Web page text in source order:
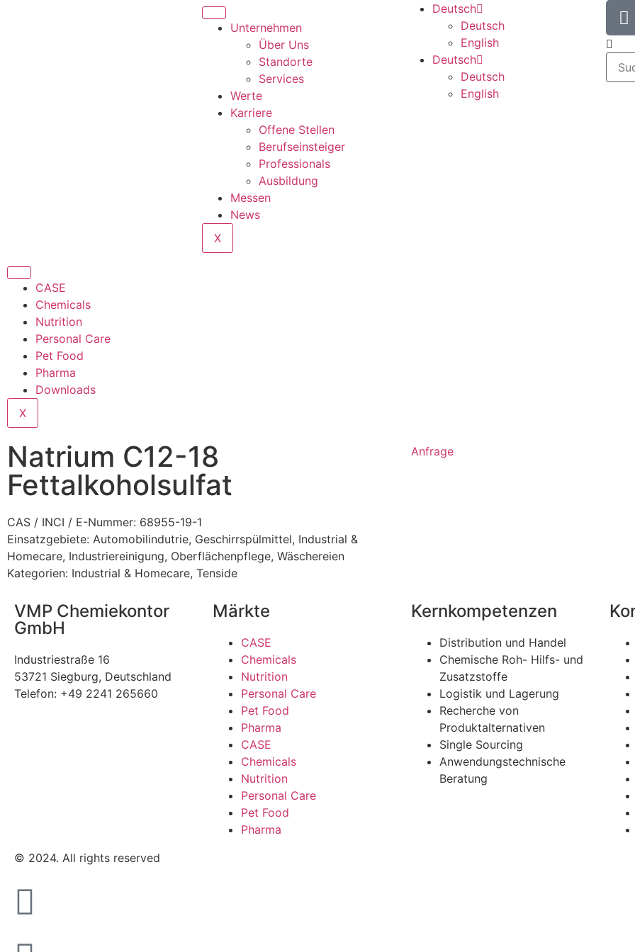
Unternehmen
Über Uns
Standorte
Services
Werte
Karriere
Offene Stellen
Berufseinsteiger
Professionals
Ausbildung
Messen
News
X
Deutsch
Deutsch
English
Deutsch
Deutsch
English
CASE
Chemicals
Nutrition
Personal Care
Pet Food
Pharma
Downloads
X
Natrium C12-18
Fettalkoholsulfat
CAS / INCI / E-Nummer: 68955-19-1
Einsatzgebiete: Automobilindutrie, Geschirrspülmittel, Industrial &
Homecare, Industriereinigung, Oberflächenpflege, Wäschereien
Kategorien: Industrial & Homecare, Tenside
Anfrage
VMP Chemiekontor
GmbH
Industriestraße 16
53721 Siegburg, Deutschland
Telefon: +49 2241 265660
Märkte
CASE
Chemicals
Nutrition
Personal Care
Pet Food
Pharma
CASE
Chemicals
Nutrition
Personal Care
Pet Food
Pharma
Kernkompetenzen
Distribution und Handel
Chemische Roh- Hilfs- und
Zusatzstoffe
Logistik und Lagerung
Recherche von
Produktalternativen
Single Sourcing
Anwendungstechnische
Beratung
© 2024. All rights reserved